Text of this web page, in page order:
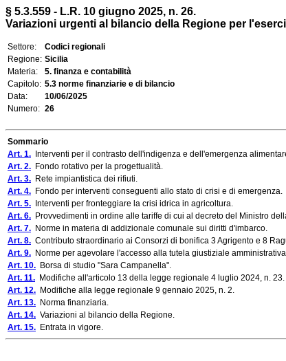
§ 5.3.559 - L.R. 10 giugno 2025, n. 26.
Variazioni urgenti al bilancio della Regione per
Settore:
Codici regionali
Regione: Sicilia
Materia:
5. finanza e contabilità
Capitolo: 5.3 norme finanziarie e di bilancio
Data:
10/06/2025
Numero: 26
Sommario
Art. 1. Interventi per il contrasto dell'indigenza e dell'emergenza
Art. 2. Fondo rotativo per la progettualità.
Art. 3. Rete impiantistica dei rifiuti.
Art. 4. Fondo per interventi conseguenti allo stato di crisi e di emergenza.
Art. 5. Interventi per fronteggiare la crisi idrica in agricoltura.
Art. 6. Provvedimenti in ordine alle tariffe di cui al decreto del Ministro
Art. 7. Norme in materia di addizionale comunale sui diritti d'imbarco.
Art. 8. Contributo straordinario ai Consorzi di bonifica 3 Agrigento e 8
Art. 9. Norme per agevolare l'accesso alla tutela giustiziale
Art. 10. Borsa di studio "Sara Campanella".
Art. 11. Modifiche all'articolo 13 della legge regionale 4 luglio 2024, n. 23.
Art. 12. Modifiche alla legge regionale 9 gennaio 2025, n. 2.
Art. 13. Norma finanziaria.
Art. 14. Variazioni al bilancio della Regione.
Art. 15. Entrata in vigore.